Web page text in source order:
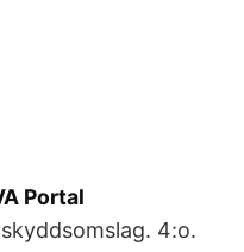
Portal
4:o.